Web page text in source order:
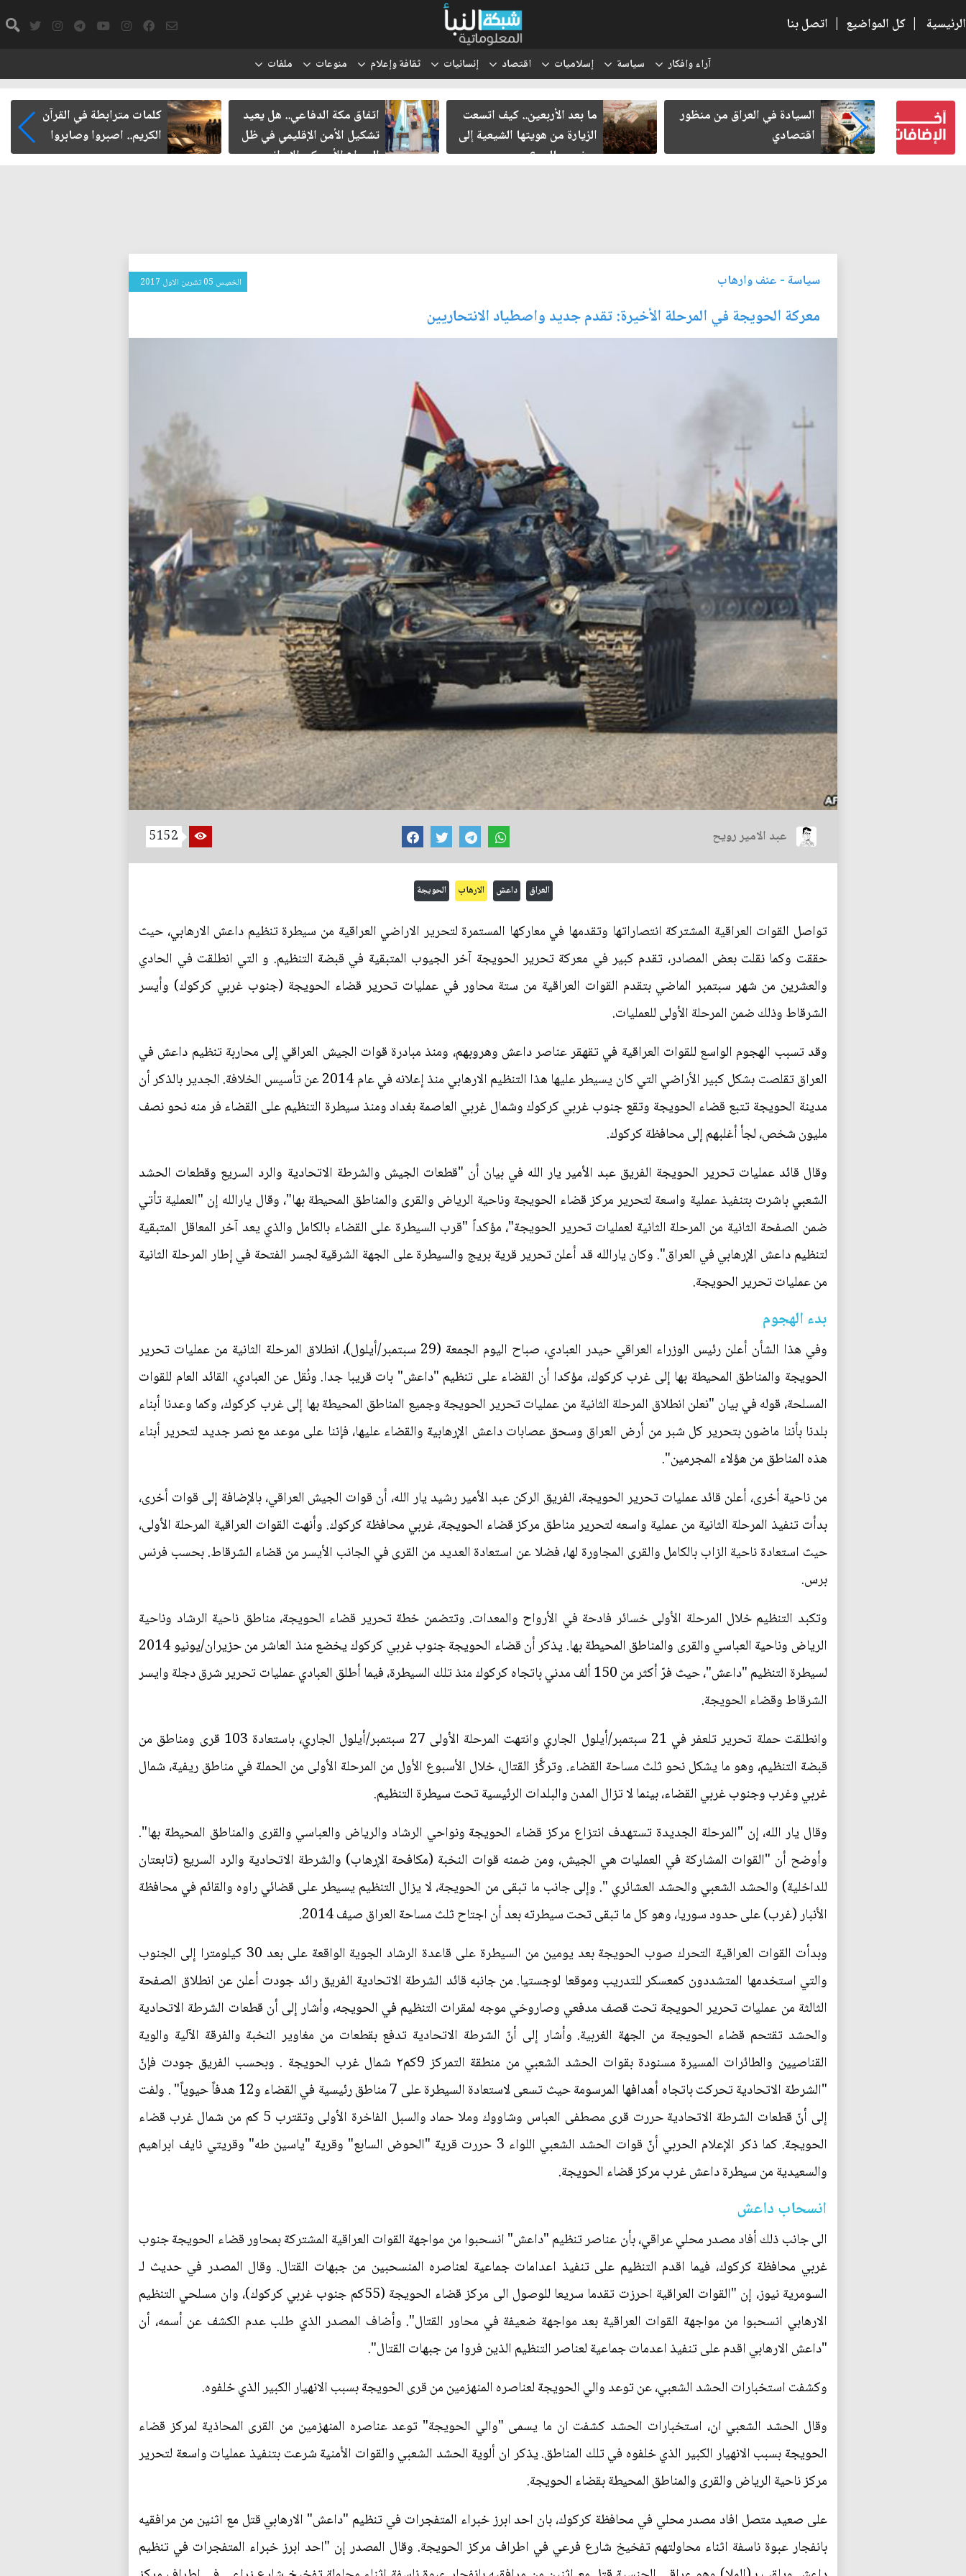
الرئيسية | كل المواضيع | اتصل بنا
آراء وافكار سياسة إسلاميات اقتصاد إنسانيات ثقافة وإعلام منوعات ملفات
بعد أخذ
السيادة في العراق من منظور
اقتصادي
ما بعد الأربعين.. كيف اتسعت
الزيارة من هويتها الشيعية إلى
حضور عالمي؟
اتفاق مكة الدفاعي.. هل يعيد
تشكيل الأمن الإقليمي في ظل
الصراع الأميركي الإيراني
كلمات مترابطة في القرآن
الكريم.. اصبروا وصابروا
سياسة- عنف وارهاب الخميس 05 تشرين الاول 2017
معركة الحويجة في المرحلة الأخيرة: تقدم جديد واصطياد الانتحاريين
عبد الامير رويح 5152
العراق داعش الارهاب الحويجة
تواصل القوات العراقية المشتركة انتصاراتها وتقدمها في معاركها المستمرة لتحرير الاراضي العراقية من سيطرة تنظيم داعش الارهابي، حيث
حققت وكما نقلت بعض المصادر، تقدم كبير في معركة تحرير الحويجة آخر الجيوب المتبقية في قبضة التنظيم. و التي انطلقت في الحادي
والعشرين من شهر سبتمبر الماضي بتقدم القوات العراقية من ستة محاور في عمليات تحرير قضاء الحويجة (جنوب غربي كركوك) وأيسر
الشرقاط وذلك ضمن المرحلة الأولى للعمليات.
وقد تسبب الهجوم الواسع للقوات العراقية في تقهقر عناصر داعش وهروبهم، ومنذ مبادرة قوات الجيش العراقي إلى محاربة تنظيم داعش في
العراق تقلصت بشكل كبير الأراضي التي كان يسيطر عليها هذا التنظيم الارهابي منذ إعلانه في عام 2014 عن تأسيس الخلافة. الجدير بالذكر أن
مدينة الحويجة تتبع قضاء الحويجة وتقع جنوب غربي كركوك وشمال غربي العاصمة بغداد ومنذ سيطرة التنظيم على القضاء فر منه نحو نصف
مليون شخص، لجأ أغلبهم إلى محافظة كركوك.
وقال قائد عمليات تحرير الحويجة الفريق عبد الأمير يار الله في بيان أن "قطعات الجيش والشرطة الاتحادية والرد السريع وقطعات الحشد
الشعبي باشرت بتنفيذ عملية واسعة لتحرير مركز قضاء الحويجة وناحية الرياض والقرى والمناطق المحيطة بها"، وقال يارالله إن "العملية تأتي
ضمن الصفحة الثانية من المرحلة الثانية لعمليات تحرير الحويجة"، مؤكداً "قرب السيطرة على القضاء بالكامل والذي يعد آخر المعاقل المتبقية
لتنظيم داعش الإرهابي في العراق". وكان يارالله قد أعلن تحرير قرية بريج والسيطرة على الجهة الشرقية لجسر الفتحة في إطار المرحلة الثانية
من عمليات تحرير الحويجة.
بدء الهجوم
وفي هذا الشأن أعلن رئيس الوزراء العراقي حيدر العبادي، صباح اليوم الجمعة (29 سبتمبر/أيلول)، انطلاق المرحلة الثانية من عمليات تحرير
الحويجة والمناطق المحيطة بها إلى غرب كركوك، مؤكدا أن القضاء على تنظيم "داعش" بات قريبا جدا. ونُقل عن العبادي، القائد العام للقوات
المسلحة، قوله في بيان "نعلن انطلاق المرحلة الثانية من عمليات تحرير الحويجة وجميع المناطق المحيطة بها إلى غرب كركوك، وكما وعدنا أبناء
بلدنا بأننا ماضون بتحرير كل شبر من أرض العراق وسحق عصابات داعش الإرهابية والقضاء عليها، فإننا على موعد مع نصر جديد لتحرير أبناء
هذه المناطق من هؤلاء المجرمين".
من ناحية أخرى، أعلن قائد عمليات تحرير الحويجة، الفريق الركن عبد الأمير رشيد يار الله، أن قوات الجيش العراقي، بالإضافة إلى قوات أخرى،
بدأت تنفيذ المرحلة الثانية من عملية واسعه لتحرير مناطق مركز قضاء الحويجة، غربي محافظة كركوك. وأنهت القوات العراقية المرحلة الأولى،
حيث استعادة ناحية الزاب بالكامل والقرى المجاورة لها، فضلا عن استعادة العديد من القرى في الجانب الأيسر من قضاء الشرقاط. بحسب فرنس
برس.
وتكبد التنظيم خلال المرحلة الأولى خسائر فادحة في الأرواح والمعدات. وتتضمن خطة تحرير قضاء الحويجة، مناطق ناحية الرشاد وناحية
الرياض وناحية العباسي والقرى والمناطق المحيطة بها. يذكر أن قضاء الحويجة جنوب غربي كركوك يخضع منذ العاشر من حزيران/يونيو 2014
لسيطرة التنظيم "داعش"، حيث فرّ أكثر من 150 ألف مدني باتجاه كركوك منذ تلك السيطرة، فيما أطلق العبادي عمليات تحرير شرق دجلة وايسر
الشرقاط وقضاء الحويجة.
وانطلقت حملة تحرير تلعفر في 21 سبتمبر/أيلول الجاري وانتهت المرحلة الأولى 27 سبتمبر/أيلول الجاري، باستعادة 103 قرى ومناطق من
قبضة التنظيم، وهو ما يشكل نحو ثلث مساحة القضاء. وتركَّز القتال، خلال الأسبوع الأول من المرحلة الأولى من الحملة في مناطق ريفية، شمال
غربي وغرب وجنوب غربي القضاء، بينما لا تزال المدن والبلدات الرئيسية تحت سيطرة التنظيم.
وقال يار الله، إن "المرحلة الجديدة تستهدف انتزاع مركز قضاء الحويجة ونواحي الرشاد والرياض والعباسي والقرى والمناطق المحيطة بها".
وأوضح أن "القوات المشاركة في العمليات هي الجيش، ومن ضمنه قوات النخبة (مكافحة الإرهاب) والشرطة الاتحادية والرد السريع (تابعتان
للداخلية) والحشد الشعبي والحشد العشائري ". وإلى جانب ما تبقى من الحويجة، لا يزال التنظيم يسيطر على قضائي راوه والقائم في محافظة
الأنبار (غرب) على حدود سوريا، وهو كل ما تبقى تحت سيطرته بعد أن اجتاح ثلث مساحة العراق صيف 2014.
وبدأت القوات العراقية التحرك صوب الحويجة بعد يومين من السيطرة على قاعدة الرشاد الجوية الواقعة على بعد 30 كيلومترا إلى الجنوب
والتي استخدمها المتشددون كمعسكر للتدريب وموقعا لوجستيا. من جانبه قائد الشرطة الاتحادية الفريق رائد جودت أعلن عن انطلاق الصفحة
الثالثة من عمليات تحرير الحويجة تحت قصف مدفعي وصاروخي موجه لمقرات التنظيم في الحويجه، وأشار إلى أن قطعات الشرطة الاتحادية
والحشد تقتحم قضاء الحويجة من الجهة الغربية. وأشار إلى أنّ الشرطة الاتحادية تدفع بقطعات من مغاوير النخبة والفرقة الآلية والوية
القناصيين والطائرات المسيرة مسنودة بقوات الحشد الشعبي من منطقة التمركز 9كم٢ شمال غرب الحويجة . وبحسب الفريق جودت فإنّ
"الشرطة الاتحادية تحركت باتجاه أهدافها المرسومة حيث تسعى لاستعادة السيطرة على 7 مناطق رئيسية في القضاء و12 هدفاً حيوياً" . ولفت
إلى أنّ قطعات الشرطة الاتحادية حررت قرى مصطفى العباس وشاووك وملا حماد والسبل الفاخرة الأولى وتقترب 5 كم من شمال غرب قضاء
الحويجة. كما ذكر الإعلام الحربي أنّ قوات الحشد الشعبي اللواء 3 حررت قرية "الحوض السابع" وقرية "ياسين طه" وقريتي نايف ابراهيم
والسعيدية من سيطرة داعش غرب مركز قضاء الحويجة.
انسحاب داعش
الى جانب ذلك أفاد مصدر محلي عراقي، بأن عناصر تنظيم "داعش" انسحبوا من مواجهة القوات العراقية المشتركة بمحاور قضاء الحويجة جنوب
غربي محافظة كركوك، فيما اقدم التنظيم على تنفيذ اعدامات جماعية لعناصره المنسحبين من جبهات القتال. وقال المصدر في حديث لـ
السومرية نيوز، إن "القوات العراقية احرزت تقدما سريعا للوصول الى مركز قضاء الحويجة (55كم جنوب غربي كركوك)، وان مسلحي التنظيم
الارهابي انسحبوا من مواجهة القوات العراقية بعد مواجهة ضعيفة في محاور القتال". وأضاف المصدر الذي طلب عدم الكشف عن أسمه، أن
"داعش الارهابي اقدم على تنفيذ اعدمات جماعية لعناصر التنظيم الذين فروا من جبهات القتال".
‬وكشفت استخبارات الحشد الشعبي، عن توعد والي الحويجة لعناصره المنهزمين من قرى الحويجة بسبب الانهيار الكبير الذي خلفوه.
وقال الحشد الشعبي ان، استخبارات الحشد كشفت ان ما يسمى "والي الحويجة" توعد عناصره المنهزمين من القرى المحاذية لمركز قضاء
الحويجة بسبب الانهيار الكبير الذي خلفوه في تلك المناطق. يذكر ان ألوية الحشد الشعبي والقوات الأمنية شرعت بتنفيذ عمليات واسعة لتحرير
مركز ناحية الرياض والقرى والمناطق المحيطة بقضاء الحويجة.
على صعيد متصل افاد مصدر محلي في محافظة كركوك، بان احد ابرز خبراء المتفجرات في تنظيم "داعش" الارهابي قتل مع اثنين من مرافقيه
بانفجار عبوة ناسفة اثناء محاولتهم تفخيخ شارع فرعي في اطراف مركز الحويجة. وقال المصدر إن "احد ابرز خبراء المتفجرات في تنظيم